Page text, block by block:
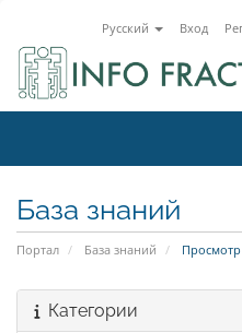
Русский Вход
База знаний
Портал База знаний Просмотр
Категории